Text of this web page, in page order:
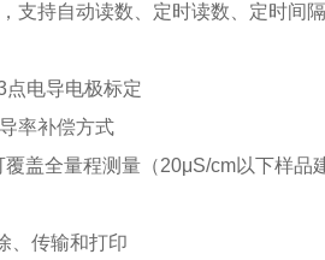
支持自动读数、定时读数、定时间
点电导电极标定
率补偿方式
覆盖全量程测量（20μS/cm以下样品
、传输和打印